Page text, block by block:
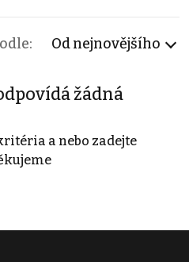
Od nejnovějšího
žádná
a nebo zadejte